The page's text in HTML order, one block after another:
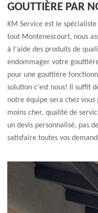
GOUTTIÈRE PAR
KM Service est le
tout Montenescourt, nous
à l'aide des produits de
endommager votre
pour une gouttière
solution c'est nous! Il suffit
notre équipe sera chez
moins cher, qualité de
un devis personnalisé, pas
satisfaire toutes vos